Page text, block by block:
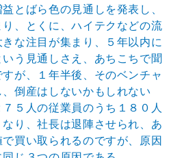
とばら色の見通しを発表し、
、とくに、ハイテクなどの流
きな注目が集まり、５年以内に
いう見通しさえ、あちこちで聞
すが、１年半後、そのベンチャ
倒 産はしないかもしれない
５人の従業員のうち１８０人
り、社長は退 陣させられ、あ
買い取られるのですが、原因